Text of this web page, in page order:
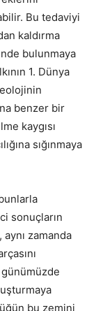
Bu tedaviyi
kaldırma
bulunmaya
1. Dünya
benzer bir
kaygısı
sığınmaya
sonuçların
zamanda
bu zemini